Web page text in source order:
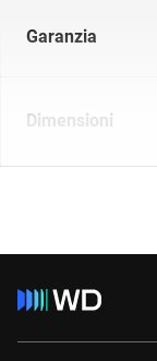
Garanzia
Dimensioni